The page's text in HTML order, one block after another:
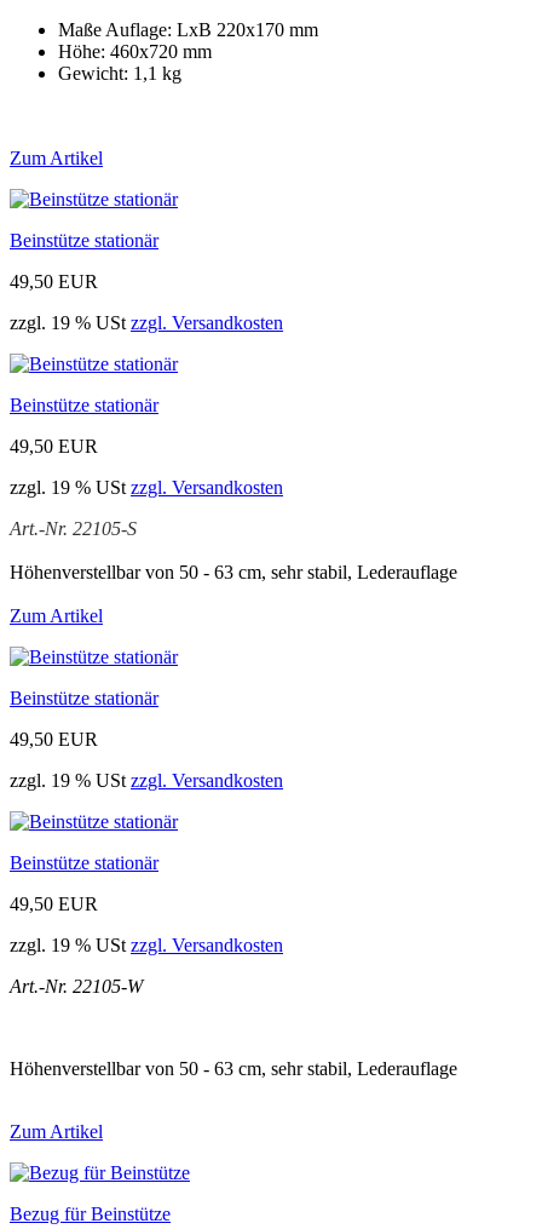
Maße Auflage: LxB 220x170 mm
Höhe: 460x720 mm
Gewicht: 1,1 kg
Zum Artikel
Beinstütze stationär
49,50 EUR
zzgl. 19 % USt zzgl. Versandkosten
Beinstütze stationär
49,50 EUR
zzgl. 19 % USt zzgl. Versandkosten
Art.-Nr. 22105-S
Höhenverstellbar von 50 - 63 cm, sehr stabil, Lederauflage
Zum Artikel
Beinstütze stationär
49,50 EUR
zzgl. 19 % USt zzgl. Versandkosten
Beinstütze stationär
49,50 EUR
zzgl. 19 % USt zzgl. Versandkosten
Art.-Nr. 22105-W
Höhenverstellbar von 50 - 63 cm, sehr stabil, Lederauflage
Zum Artikel
Bezug für Beinstütze